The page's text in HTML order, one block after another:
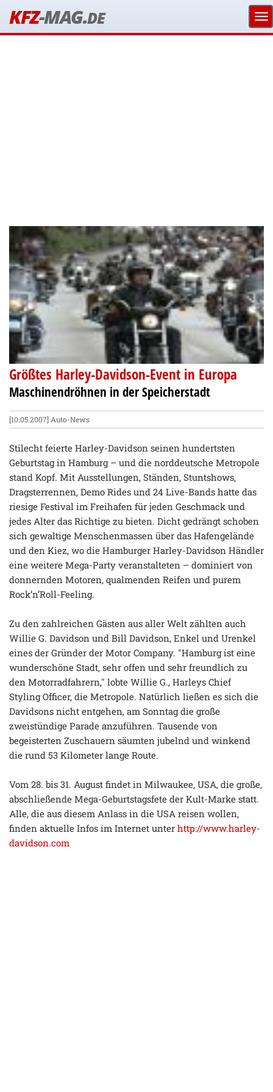
KFZ-MAG.DE
Größtes Harley-Davidson-Event in Europa
Maschinendröhnen in der Speicherstadt
[10.05.2007]Auto-News
Stilecht feierte Harley-Davidson seinen hundertsten
Geburtstag in Hamburg – und die norddeutsche Metropole
stand Kopf. Mit Ausstellungen, Ständen, Stuntshows,
Dragsterrennen, Demo Rides und 24 Live-Bands hatte das
riesige Festival im Freihafen für jeden Geschmack und
jedes Alter das Richtige zu bieten. Dicht gedrängt schoben
sich gewaltige Menschenmassen über das Hafengelände
und den Kiez, wo die Hamburger Harley-Davidson Händler
eine weitere Mega-Party veranstalteten – dominiert von
donnernden Motoren, qualmenden Reifen und purem
Rock’n’Roll-Feeling.
Zu den zahlreichen Gästen aus aller Welt zählten auch
Willie G. Davidson und Bill Davidson, Enkel und Urenkel
eines der Gründer der Motor Company. "Hamburg ist eine
wunderschöne Stadt, sehr offen und sehr freundlich zu
den Motorradfahrern," lobte Willie G., Harleys Chief
Styling Officer, die Metropole. Natürlich ließen es sich die
Davidsons nicht entgehen, am Sonntag die große
zweistündige Parade anzuführen. Tausende von
begeisterten Zuschauern säumten jubelnd und winkend
die rund 53 Kilometer lange Route.
Vom 28. bis 31. August findet in Milwaukee, USA, die große,
abschließende Mega-Geburtstagsfete der Kult-Marke statt.
Alle, die aus diesem Anlass in die USA reisen wollen,
finden aktuelle Infos im Internet unter http://www.harley-
davidson.com